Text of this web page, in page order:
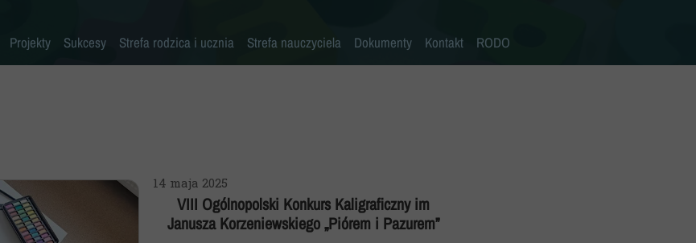
14 maja 2025
VIII Ogólnopolski Konkurs Kaligraficzny im
Janusza Korzeniewskiego „Piórem i Pazurem”
Historia szkoły
Pielęgniarka
Rada rodziców
Projekty
Erasmus+ AKREDYTACJA
Niebieskie Igrzyska
Każdy inny - wszyscy równi
Sukcesy
Konkursy przedmiotowe
Strefa rodzica i ucznia
Klasy 0-3
Kalendarz roku szkolnego
Zajęcia dodatkowe
Strefa nauczyciela
Pliki do pobrania
Dokumenty
Statut szkoły
Kompetencje kluczowe
Kontakt RODO